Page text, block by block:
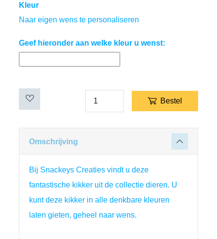
Kleur
Naar eigen wens te personaliseren
Geef hieronder aan welke kleur u wenst:
Bestel
Omschrijving
Bij Snackeys Creaties vindt u deze
fantastische kikker uit de collectie dieren. U
kunt deze kikker in alle denkbare kleuren
laten gieten, geheel naar wens.